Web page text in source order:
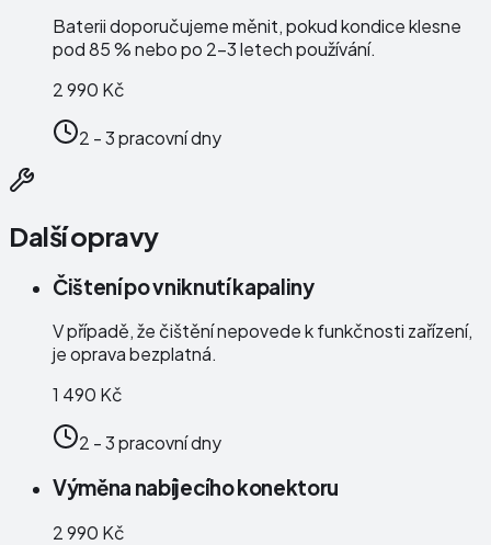
Baterii doporučujeme měnit, pokud kondice klesne
pod 85 % nebo po 2–3 letech používání.
2 990 Kč
2 - 3 pracovní dny
Další opravy
Čištení po vniknutí kapaliny
V případě, že čištění nepovede k funkčnosti zařízení,
je oprava bezplatná.
1 490 Kč
2 - 3 pracovní dny
Výměna nabíjecího konektoru
2 990 Kč